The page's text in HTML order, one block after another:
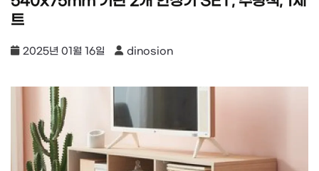
트
2025년 01월 16일 dinosion